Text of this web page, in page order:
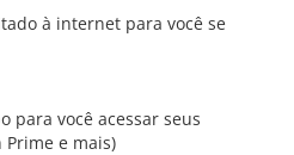
à internet para você se
para você acessar seus
Prime e mais)